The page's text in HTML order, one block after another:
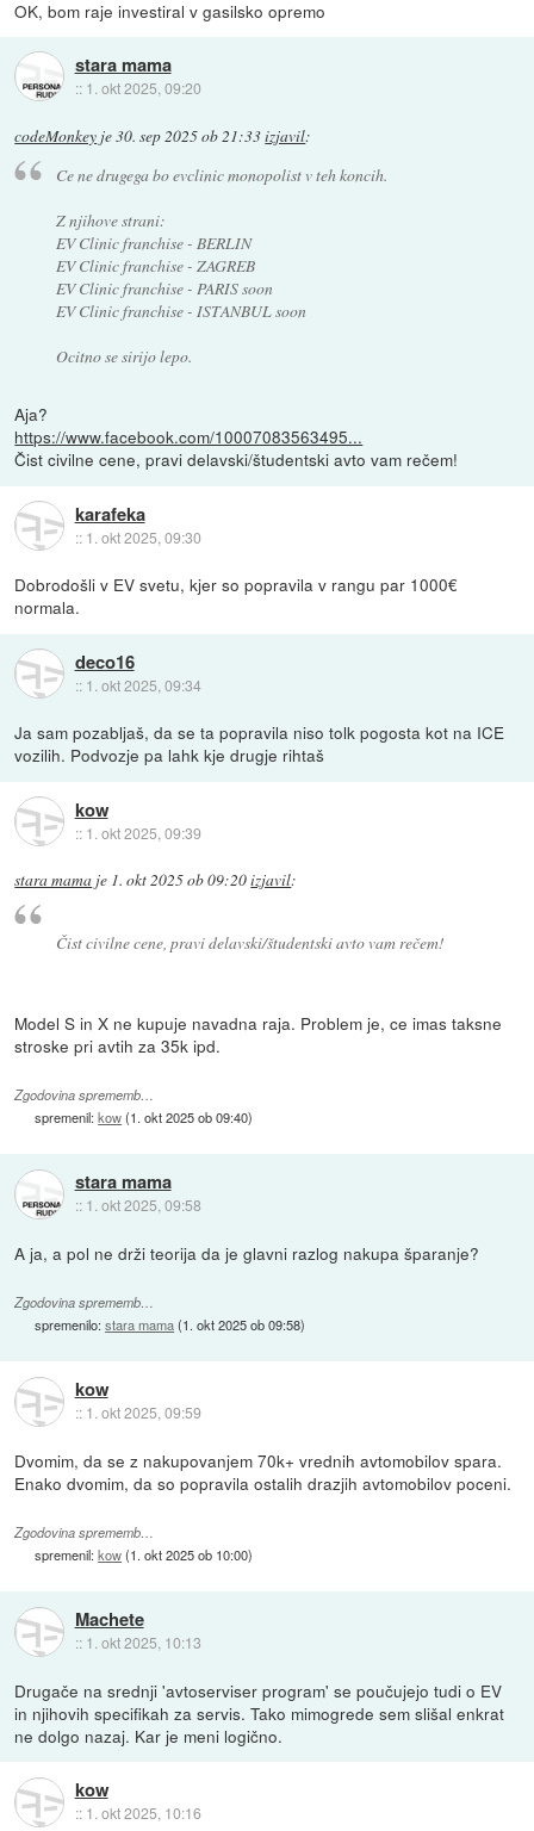
OK, bom raje investiral v gasilsko opremo
stara mama
:: 1. okt 2025, 09:20
codeMonkey je30. sep 2025 ob 21:33izjavil:
Ce ne drugega bo evclinic monopolist v teh koncih.
Z njihove strani:
EV Clinic franchise - BERLIN
EV Clinic franchise - ZAGREB
EV Clinic franchise - PARIS soon
EV Clinic franchise - ISTANBUL soon
Ocitno se sirijo lepo.
Aja?
https://www.facebook.com/10007083563495...
Čist civilne cene, pravi delavski/študentski avto vam rečem!
karafeka
:: 1. okt 2025, 09:30
Dobrodošli v EV svetu, kjer so popravila v rangu par 1000€
normala.
deco16
:: 1. okt 2025, 09:34
Ja sam pozabljaš, da se ta popravila niso tolk pogosta kot na ICE
vozilih. Podvozje pa lahk kje drugje rihtaš
kow
:: 1. okt 2025, 09:39
stara mama je 1. okt 2025 ob 09:20izjavil:
Čist civilne cene, pravi delavski/študentski avto vam rečem!
Model S in X ne kupuje navadna raja. Problem je, ce imas taksne
stroske pri avtih za 35k ipd.
Zgodovina sprememb…
spremenil:kow(1. okt 2025 ob 09:40)
stara mama
:: 1. okt 2025, 09:58
A ja, a pol ne drži teorija da je glavni razlog nakupa šparanje?
Zgodovina sprememb…
spremenilo:stara mama(1. okt 2025 ob 09:58)
kow
:: 1. okt 2025, 09:59
Dvomim, da se z nakupovanjem 70k+ vrednih avtomobilov spara.
Enako dvomim, da so popravila ostalih drazjih avtomobilov poceni.
Zgodovina sprememb…
spremenil:kow(1. okt 2025 ob 10:00)
Machete
:: 1. okt 2025, 10:13
Drugače na srednji 'avtoserviser program' se poučujejo tudi o EV
in njihovih specifikah za servis. Tako mimogrede sem slišal enkrat
ne dolgo nazaj. Kar je meni logično.
kow
:: 1. okt 2025, 10:16